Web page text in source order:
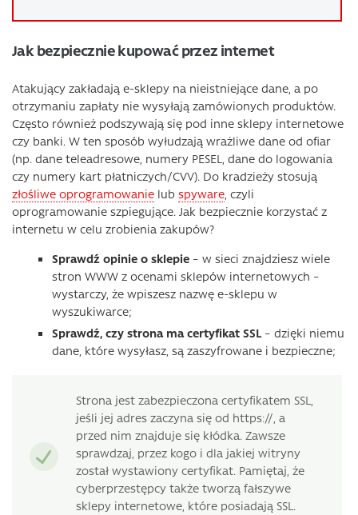
Jak bezpiecznie kupować przez internet
Atakujący zakładają e-sklepy na nieistniejące dane, a po
otrzymaniu zapłaty nie wysyłają zamówionych produktów.
Często również podszywają się pod inne sklepy internetowe
czy banki. W ten sposób wyłudzają wrażliwe dane od ofiar
(np. dane teleadresowe, numery PESEL, dane do logowania
czy numery kart płatniczych/CVV). Do kradzieży stosują
złośliwe oprogramowanie lub spyware, czyli
oprogramowanie szpiegujące. Jak bezpiecznie korzystać z
internetu w celu zrobienia zakupów?
Sprawdź opinie o sklepie – w sieci znajdziesz wiele
stron WWW z ocenami sklepów internetowych –
wystarczy, że wpiszesz nazwę e-sklepu w
wyszukiwarce;
Sprawdź, czy strona ma certyfikat SSL– dzięki niemu
dane, które wysyłasz, są zaszyfrowane i bezpieczne;
Strona jest zabezpieczona certyfikatem SSL,
jeśli jej adres zaczyna się od https://, a
przed nim znajduje się kłódka. Zawsze
sprawdzaj, przez kogo i dla jakiej witryny
został wystawiony certyfikat. Pamiętaj, że
cyberprzestępcy także tworzą fałszywe
sklepy internetowe, które posiadają SSL.